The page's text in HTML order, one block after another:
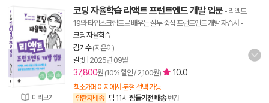
미리보기
코딩 자율학습 리액트 프런트엔드 개발 입문- 리액트
19와 타입스크립트로 배우는 실무 중심 프런트엔드 개발 자습서 -
코딩 자율학습
김기수(지은이)
길벗 2025년 09월
37,800원 (10% 할인 / 2,100원) 10.0
책소개페이지에서 분철 선택 가능
양탄자배송 밤 11시 잠들기전 배송 변경